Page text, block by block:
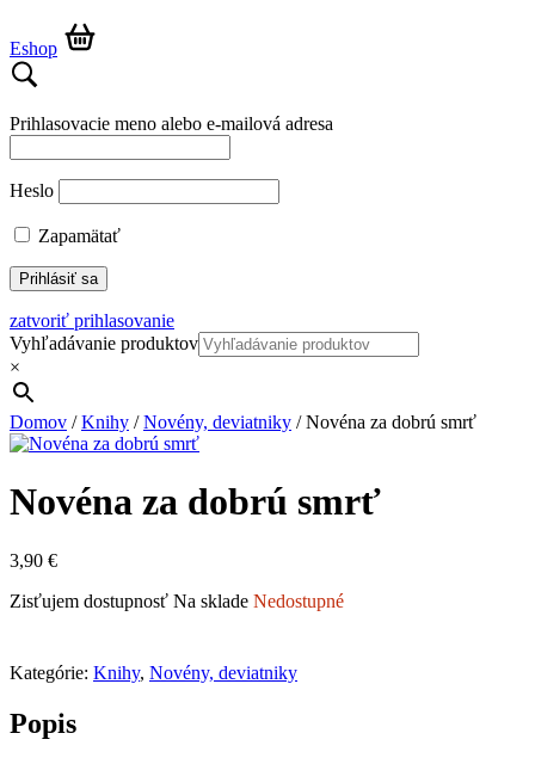
Eshop
Prihlasovacie meno alebo e-mailová adresa
Heslo
Zapamätať
zatvoriť prihlasovanie
Vyhľadávanie produktov
×
Domov /Knihy /Novény, deviatniky / Novéna za dobrú smrť
Novéna za dobrú smrť
3,90 €
Zisťujem dostupnosť Na sklade Nedostupné
Kategórie: Knihy, Novény, deviatniky
Popis